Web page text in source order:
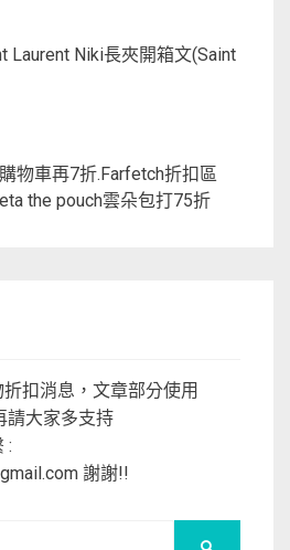
Laurent Niki長夾開箱文(Saint
物車再7折.Farfetch折扣區
the pouch雲朵包打75折
扣消息，文章部分使用
請大家多支持
:
謝謝!!